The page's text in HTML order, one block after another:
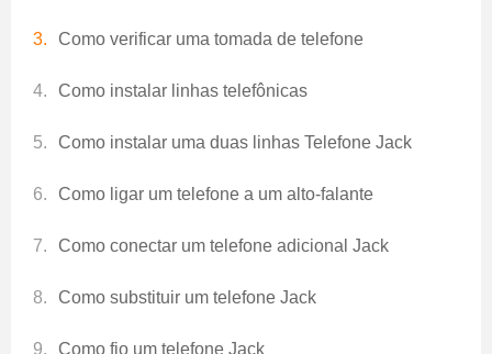
Como verificar uma tomada de telefone
Como instalar linhas telefônicas
Como instalar uma duas linhas Telefone Jack
Como ligar um telefone a um alto-falante
Como conectar um telefone adicional Jack
Como substituir um telefone Jack
Como fio um telefone Jack